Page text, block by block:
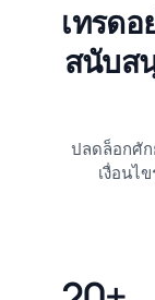
เทรด
สนับส
ปลดล็อกศัก
เงื่อนไ